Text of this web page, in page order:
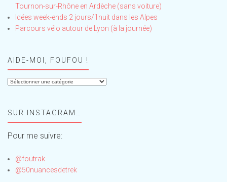
Tournon-sur-Rhône en Ardèche (sans voiture)
Idées week-ends 2 jours/1nuit dans les Alpes
Parcours vélo autour de Lyon (à la journée)
AIDE-MOI, FOUFOU !
Aide-
!SUR INSTAGRAM…
Pour me suivre:
@foutrak
@50nuancesdetrek